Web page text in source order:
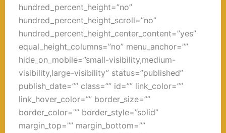
hundred_percent_height=”no”
hundred_percent_height_scroll=”no”
hundred_percent_height_center_content=”yes”
equal_height_columns=”no” menu_anchor=””
hide_on_mobile=”small-visibility,medium-
visibility,large-visibility” status=”published”
publish_date=”” class=”” id=”” link_color=””
link_hover_color=”” border_size=””
border_color=”” border_style=”solid”
margin_top=”” margin_bottom=””